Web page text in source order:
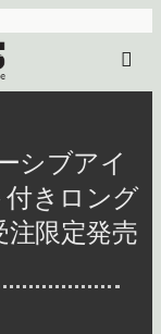
ーシブアイ
付きロング
注限定発売